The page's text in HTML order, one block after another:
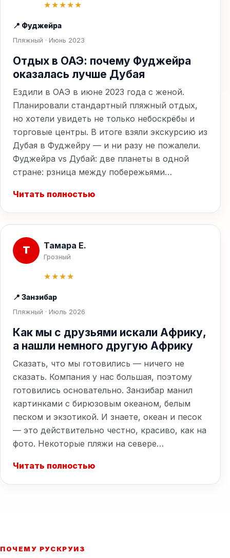
★★★★★
📍 Фуджейра
Пляжный · Июнь 2023
Отдых в ОАЭ: почему Фуджейра
оказалась лучше Дубая
Ездили в ОАЭ в июне 2023 года с женой.
Планировали стандартный пляжный отдых,
но хотели увидеть не только небоскрёбы и
торговые центры. В итоге взяли экскурсию из
Дубая в Фуджейру — и ни разу не пожалели.
Фуджейра vs Дубай: две планеты в одной
стране: рзница между побережьями…
Читать полностью
Т Тамара Е.
Грозный
★★★★
📍 Занзибар
Пляжный · Июль 2026
Как мы с друзьями искали Африку,
а нашли немного другую Африку
Сказать, что мы готовились — ничего не
сказать. Компания у нас большая, поэтому
готовились основательно. Занзибар манил
картинками с бирюзовым океаном, белым
песком и экзотикой. И знаете, океан и песок
— это действительно честно, красиво, как на
фото. Некоторые пляжи на севере…
Читать полностью
ПОЧЕМУ РУСКРУИЗ